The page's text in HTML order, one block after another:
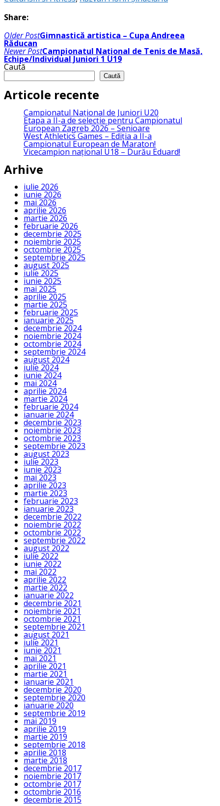
Share:
Navigare
în
articole
Older PostGimnastică artistica – Cupa Andreea
Răducan
Newer PostCampionatul Național de Tenis de Masă,
Echipe/Individual Juniori 1 U19
Caută
Caută
Articole recente
Campionatul Național de Juniori U20
Etapa a II-a de selecție pentru Campionatul
European Zagreb 2026 – Senioare
West Athletics Games – Ediția a II-a
Campionatul European de Maraton!
Vicecampion național U18 – Durău Eduard!
Arhive
iulie 2026
iunie 2026
mai 2026
aprilie 2026
martie 2026
februarie 2026
decembrie 2025
noiembrie 2025
octombrie 2025
septembrie 2025
august 2025
iulie 2025
iunie 2025
mai 2025
aprilie 2025
martie 2025
februarie 2025
ianuarie 2025
decembrie 2024
noiembrie 2024
octombrie 2024
septembrie 2024
august 2024
iulie 2024
iunie 2024
mai 2024
aprilie 2024
martie 2024
februarie 2024
ianuarie 2024
decembrie 2023
noiembrie 2023
octombrie 2023
septembrie 2023
august 2023
iulie 2023
iunie 2023
mai 2023
aprilie 2023
martie 2023
februarie 2023
ianuarie 2023
decembrie 2022
noiembrie 2022
octombrie 2022
septembrie 2022
august 2022
iulie 2022
iunie 2022
mai 2022
aprilie 2022
martie 2022
ianuarie 2022
decembrie 2021
noiembrie 2021
octombrie 2021
septembrie 2021
august 2021
iulie 2021
iunie 2021
mai 2021
aprilie 2021
martie 2021
ianuarie 2021
decembrie 2020
septembrie 2020
ianuarie 2020
septembrie 2019
mai 2019
aprilie 2019
martie 2019
septembrie 2018
aprilie 2018
martie 2018
decembrie 2017
noiembrie 2017
octombrie 2017
octombrie 2016
decembrie 2015